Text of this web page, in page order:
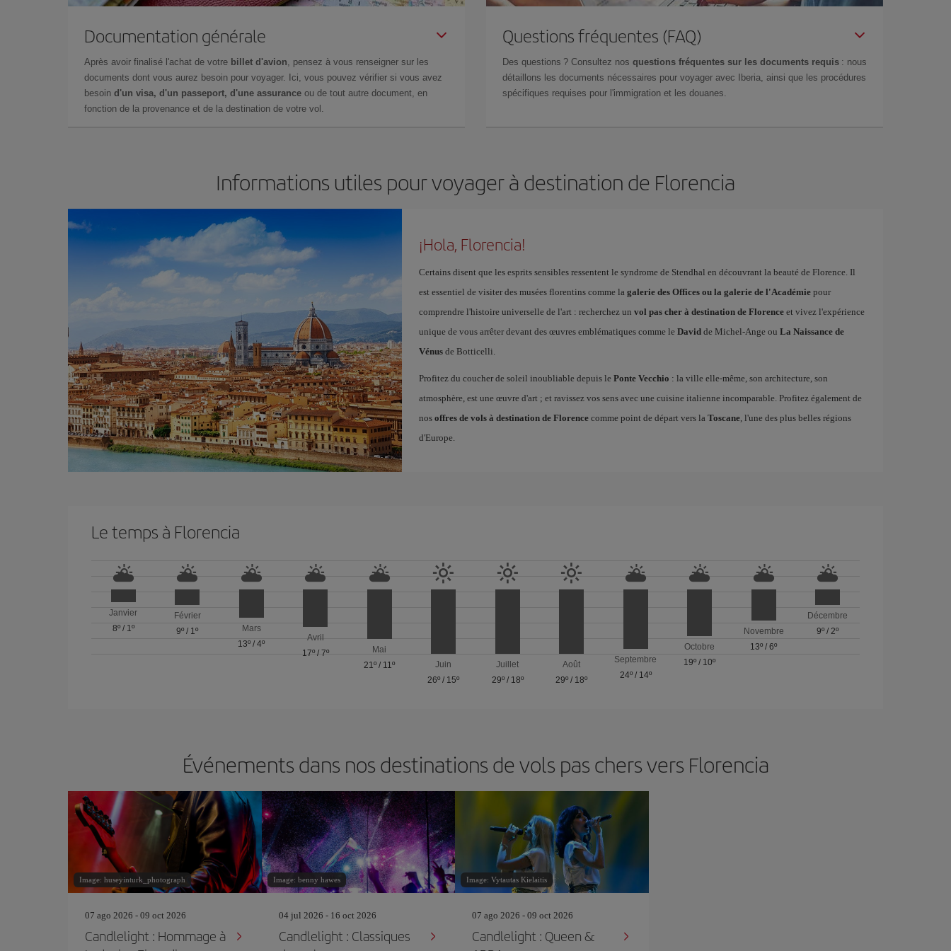
Documentation générale
Après avoir finalisé l'achat de votre billet d'avion, pensez à vous renseigner sur les
documents dont vous aurez besoin pour voyager. Ici, vous pouvez vérifier si vous avez
besoin d'un visa, d'un passeport, d'une assurance ou de tout autre document, en
fonction de la provenance et de la destination de votre vol.
Questions fréquentes (FAQ)
Des questions ? Consultez nos questions fréquentes sur les documents requis : nous
détaillons les documents nécessaires pour voyager avec Iberia, ainsi que les procédures
spécifiques requises pour l'immigration et les douanes.
Informations utiles pour voyager à destination de Florencia
¡Hola, Florencia!
Certains disent que les esprits sensibles ressentent le syndrome de Stendhal en découvrant la beauté de Florence. Il
est essentiel de visiter des musées florentins comme la galerie des Offices ou la galerie de l'Académiepour
comprendre l'histoire universelle de l'art : recherchez un vol pas cher à destination de Florenceet vivez l'expérience
unique de vous arrêter devant des œuvres emblématiques comme le Davidde Michel-Ange ou La Naissance de
Vénusde Botticelli.
Profitez du coucher de soleil inoubliable depuis le Ponte Vecchio : la ville elle-même, son architecture, son
atmosphère, est une œuvre d'art ; et ravissez vos sens avec une cuisine italienne incomparable. Profitez également de
nos offres de vols à destination de Florencecomme point de départ vers la Toscane, l'une des plus belles régions
d'Europe.
Le temps à Florencia
Janvier
8º/ 1º
Février
9º / 1º
Mars
13º /4º
Avril
17º/ 7º
Mai
21º / 11º
Juin
26º / 15º
Juillet
29º/ 18º
Août
29º / 18º
Septembre
24º/ 14º
Octobre
19º / 10º
Novembre
13º /6º
Décembre
9º /2º
Événements dans nos destinations de vols pas chers vers Florencia
Image: huseyinturk_photograph
07 ago 2026 - 09 oct 2026
Candlelight : Hommage à
Image: benny hawes
04 jul 2026 - 16 oct 2026
Candlelight : Classiques
Image: Vytautas Kielaitis
07 ago 2026 - 09 oct 2026
Candlelight : Queen &